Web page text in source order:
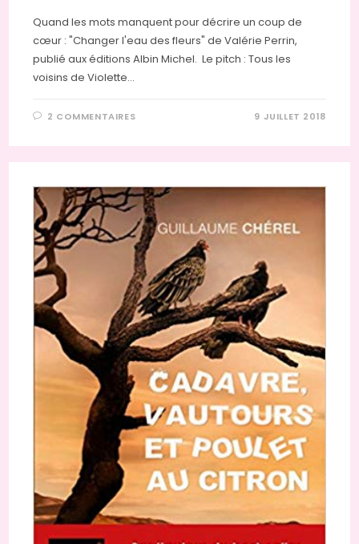
Quand les mots manquent pour décrire un coup de
cœur : "Changer l'eau des fleurs" de Valérie Perrin,
publié aux éditions Albin Michel. Le pitch : Tous les
voisins de Violette…
2 COMMENTAIRES 9 JUILLET 2018